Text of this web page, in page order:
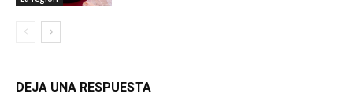
DEJA UNA RESPUESTA